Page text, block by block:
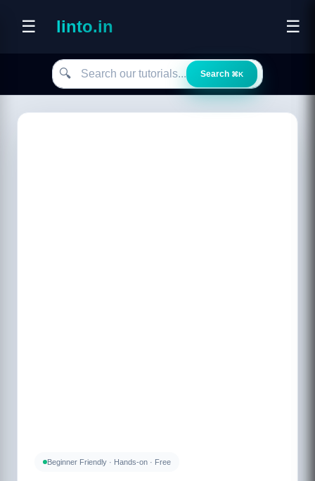
☰ linto.in ☰
Search our tutorials
🔍 Search ⌘K
Beginner Friendly · Hands-on · Free